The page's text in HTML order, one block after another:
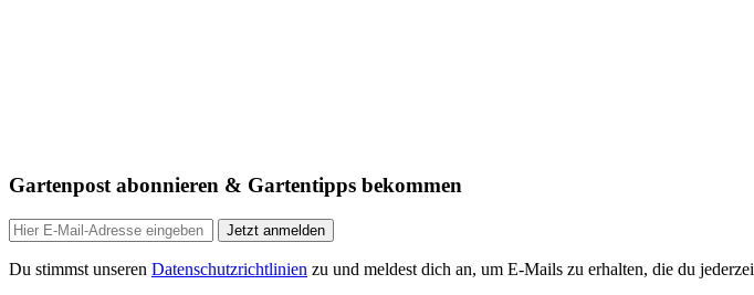
Gartenpost abonnieren & Gartentipps bekommen
Jetzt anmelden
Du stimmst unseren Datenschutzrichtlinien zu und meldest dich an, um E-Mails zu erhalten, die du